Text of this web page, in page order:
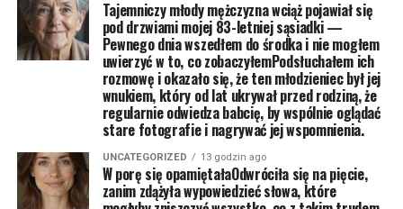
Tajemniczy młody mężczyzna wciąż pojawiał się
pod drzwiami mojej 83-letniej sąsiadki —
Pewnego dnia wszedłem do środka i nie mogłem
uwierzyć w to, co zobaczyłemPodsłuchałem ich
rozmowę i okazało się, że ten młodzieniec był jej
wnukiem, który od lat ukrywał przed rodziną, że
regularnie odwiedza babcię, by wspólnie oglądać
stare fotografie i nagrywać jej wspomnienia.
UNCATEGORIZED 13 godzin ago
W porę się opamiętałaOdwróciła się na pięcie,
zanim zdążyła wypowiedzieć słowa, które